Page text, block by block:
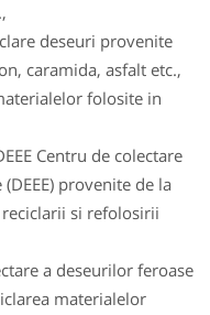
deseuri provenite
caramida, asfalt etc.,
folosite in
Centru de colectare
provenite de la
si refolosirii
a deseurilor feroase
materialelor